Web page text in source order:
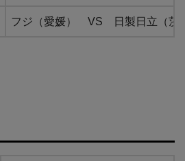
フジ（愛媛） VS 日製日立（茨